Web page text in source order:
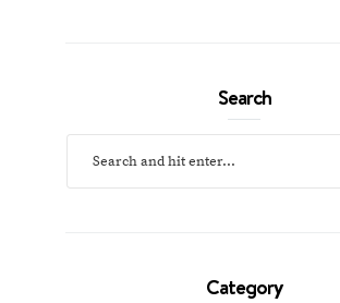
Search
Category